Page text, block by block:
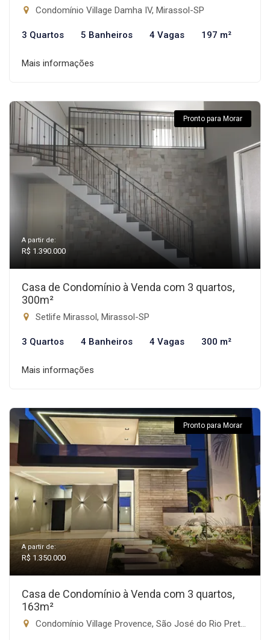
Condomínio Village Damha IV, Mirassol-SP
3 Quartos 5 Banheiros 4 Vagas 197 m²
Mais informações
Pronto para Morar
A partir de:
R$ 1.390.000
Casa de Condomínio à Venda com 3 quartos,
300m²
Setlife Mirassol, Mirassol-SP
3 Quartos 4 Banheiros 4 Vagas 300 m²
Mais informações
Pronto para Morar
A partir de:
R$ 1.350.000
Casa de Condomínio à Venda com 3 quartos,
163m²
Condomínio Village Provence, São José do Rio Preto-SP